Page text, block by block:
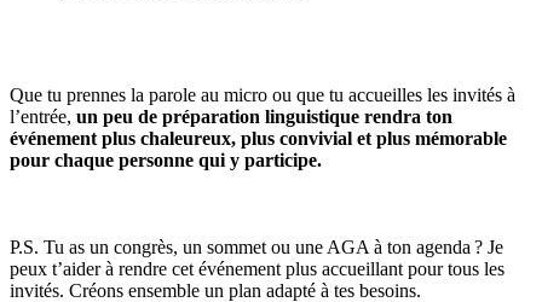
Que tu prennes la parole au micro ou que tu accueilles les invités à
l’entrée, un peu de préparation linguistique rendra ton
événement plus chaleureux, plus convivial et plus mémorable
pour chaque personne qui y participe.
P.S. Tu as un congrès, un sommet ou une AGA à ton agenda ? Je
peux t’aider à rendre cet événement plus accueillant pour tous les
invités. Créons ensemble un plan adapté à tes besoins.